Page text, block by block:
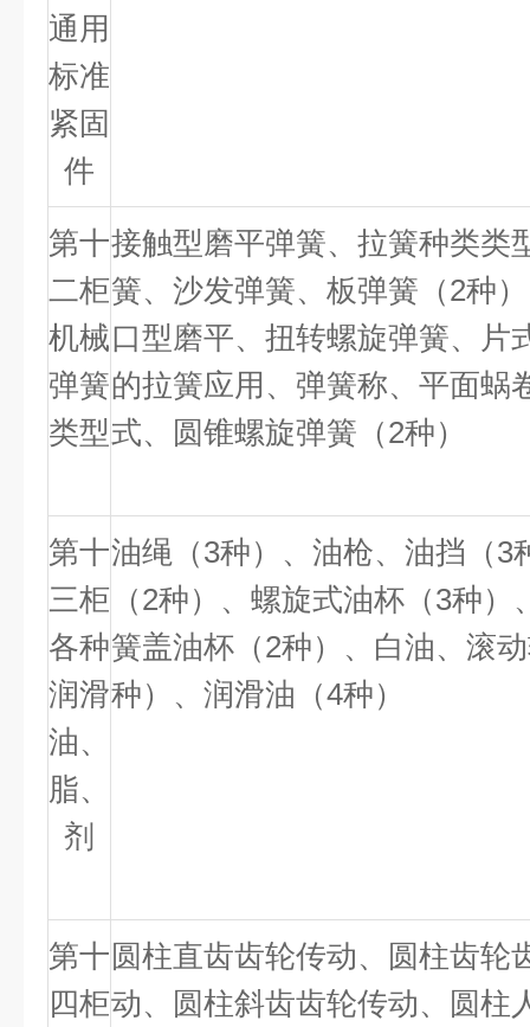
通用
标准
紧固
件
第十
二柜
机械
弹簧
类型
接触型磨平弹簧、拉簧种类类
簧、沙发弹簧、板弹簧（2种
口型磨平、扭转螺旋弹簧、片
的拉簧应用、弹簧称、平面蜗
式、圆锥螺旋弹簧（2种）
第十
三柜
各种
润滑
油、
脂、
剂
油绳（3种）、油枪、油挡（3
（2种）、螺旋式油杯（3种）
簧盖油杯（2种）、白油、滚
种）、润滑油（4种）
第十
四柜
圆柱直齿齿轮传动、圆柱齿轮
动、圆柱斜齿齿轮传动、圆柱